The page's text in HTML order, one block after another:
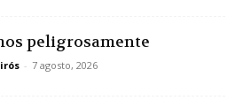
peligrosamente
- 7 agosto, 2026